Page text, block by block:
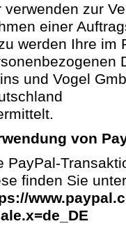
verwenden zur
einer
werden Ihre im
und Vogel
von
PayPal-
finden Sie unter